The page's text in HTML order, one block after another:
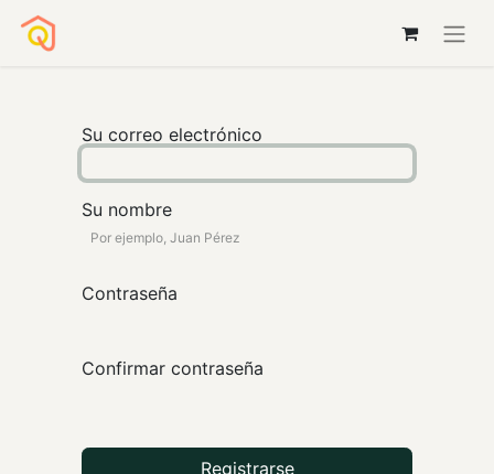
Su correo electrónico
Su nombre
Contraseña
Confirmar contraseña
Registrarse